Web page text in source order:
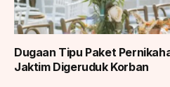
Dugaan Tipu Paket
Jaktim Digeruduk Korban